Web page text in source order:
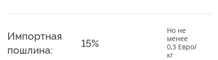
Импортная
пошлина:
15%
Но не
менее
0,3 Евро/
кг